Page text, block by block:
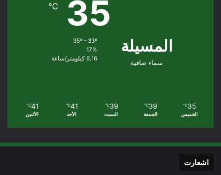
المسيلة
سماء صافية
35
℃
17%
6.16 كيلومتر/ساعة
35
℃
الخميس
39
℃
الجمعة
39
℃
السبت
41
℃
الأحد
41
℃
الأثنين
اشعارت